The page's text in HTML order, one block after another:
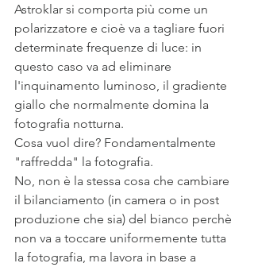
Astroklar si comporta più come un
polarizzatore e cioè va a tagliare fuori
determinate frequenze di luce: in
questo caso va ad eliminare
l'inquinamento luminoso, il gradiente
giallo che normalmente domina la
fotografia notturna.
Cosa vuol dire? Fondamentalmente
"raffredda" la fotografia.
No, non è la stessa cosa che cambiare
il bilanciamento (in camera o in post
produzione che sia) del bianco perchè
non va a toccare uniformemente tutta
la fotografia, ma lavora in base a